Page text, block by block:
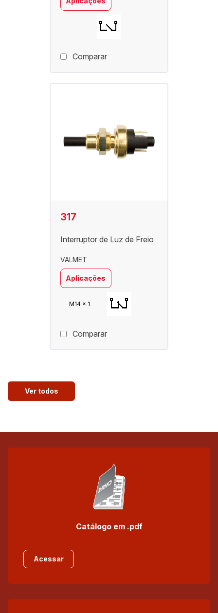
Comparar
317
Interruptor de Luz de Freio
VALMET
Aplicações
M14 x 1
Comparar
Ver todos
Catálogo em .pdf
Acessar